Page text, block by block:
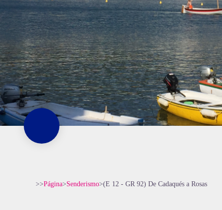
>>Página>Senderismo>(E 12 - GR 92) De Cadaqués a Rosas